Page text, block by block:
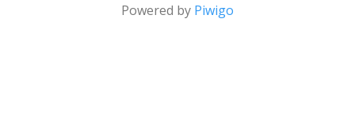
Powered by Piwigo